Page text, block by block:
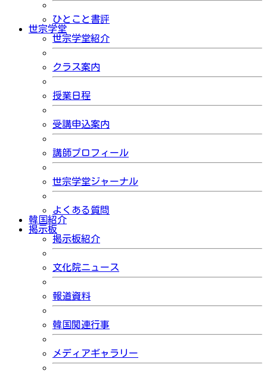
ひとこと書評
世宗学堂
世宗学堂紹介
クラス案内
授業日程
受講申込案内
講師プロフィール
世宗学堂ジャーナル
よくある質問
韓国紹介
掲示板
掲示板紹介
文化院ニュース
報道資料
韓国関連行事
メディアギャラリー